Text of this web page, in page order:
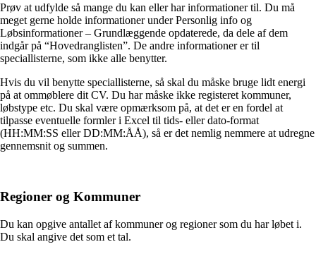
Prøv at udfylde så mange du kan eller har informationer til. Du må
meget gerne holde informationer under Personlig info og
Løbsinformationer – Grundlæggende opdaterede, da dele af dem
indgår på “Hovedranglisten”. De andre informationer er til
speciallisterne, som ikke alle benytter.
Hvis du vil benytte speciallisterne, så skal du måske bruge lidt energi
på at ommøblere dit CV. Du har måske ikke registeret kommuner,
løbstype etc. Du skal være opmærksom på, at det er en fordel at
tilpasse eventuelle formler i Excel til tids- eller dato-format
(HH:MM:SS eller DD:MM:ÅÅ), så er det nemlig nemmere at udregne
gennemsnit og summen.
Regioner og Kommuner
Du kan opgive antallet af kommuner og regioner som du har løbet i.
Du skal angive det som et tal.